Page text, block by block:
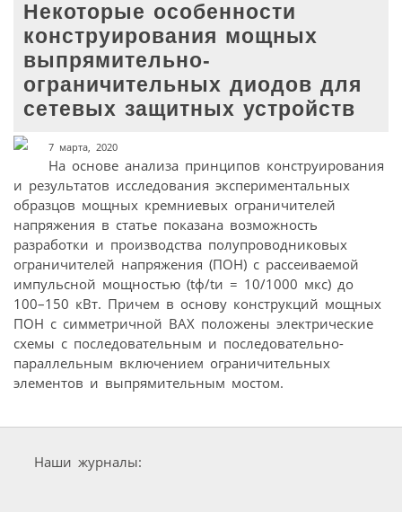
Некоторые особенности
конструирования мощных
выпрямительно-
ограничительных диодов для
сетевых защитных устройств
7 марта, 2020
На основе анализа принципов конструирования
и результатов исследования экспериментальных
образцов мощных кремниевых ограничителей
напряжения в статье показана возможность
разработки и производства полупроводниковых
ограничителей напряжения (ПОН) с рассеиваемой
импульсной мощностью (tф/tи = 10/1000 мкс) до
100–150 кВт. Причем в основу конструкций мощных
ПОН с симметричной ВАХ положены электрические
схемы с последовательным и последовательно-
параллельным включением ограничительных
элементов и выпрямительным мостом.
Наши журналы: